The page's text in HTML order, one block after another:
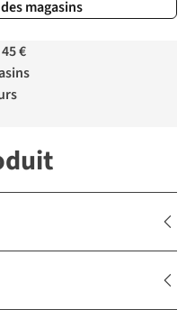
magasins
€